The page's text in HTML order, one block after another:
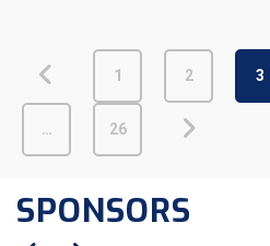
1 2 3
… 26
SPONSORS